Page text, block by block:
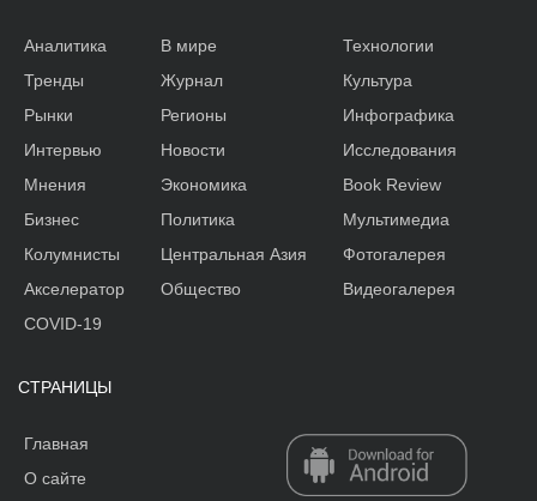
Аналитика
Тренды
Рынки
Интервью
Мнения
Бизнес
Колумнисты
Акселератор
В мире
Журнал
Регионы
Новости
Экономика
Политика
Центральная Азия
Общество
Технологии
Культура
Инфографика
Исследования
Book Review
Мультимедиа
Фотогалерея
Видеогалерея
COVID-19
СТРАНИЦЫ
Главная
О сайте